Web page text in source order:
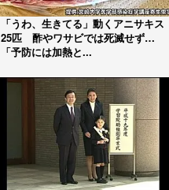
「うわ、生きてる」動くアニサキス
25匹 酢やワサビでは死滅せず…
「予防には加熱と...